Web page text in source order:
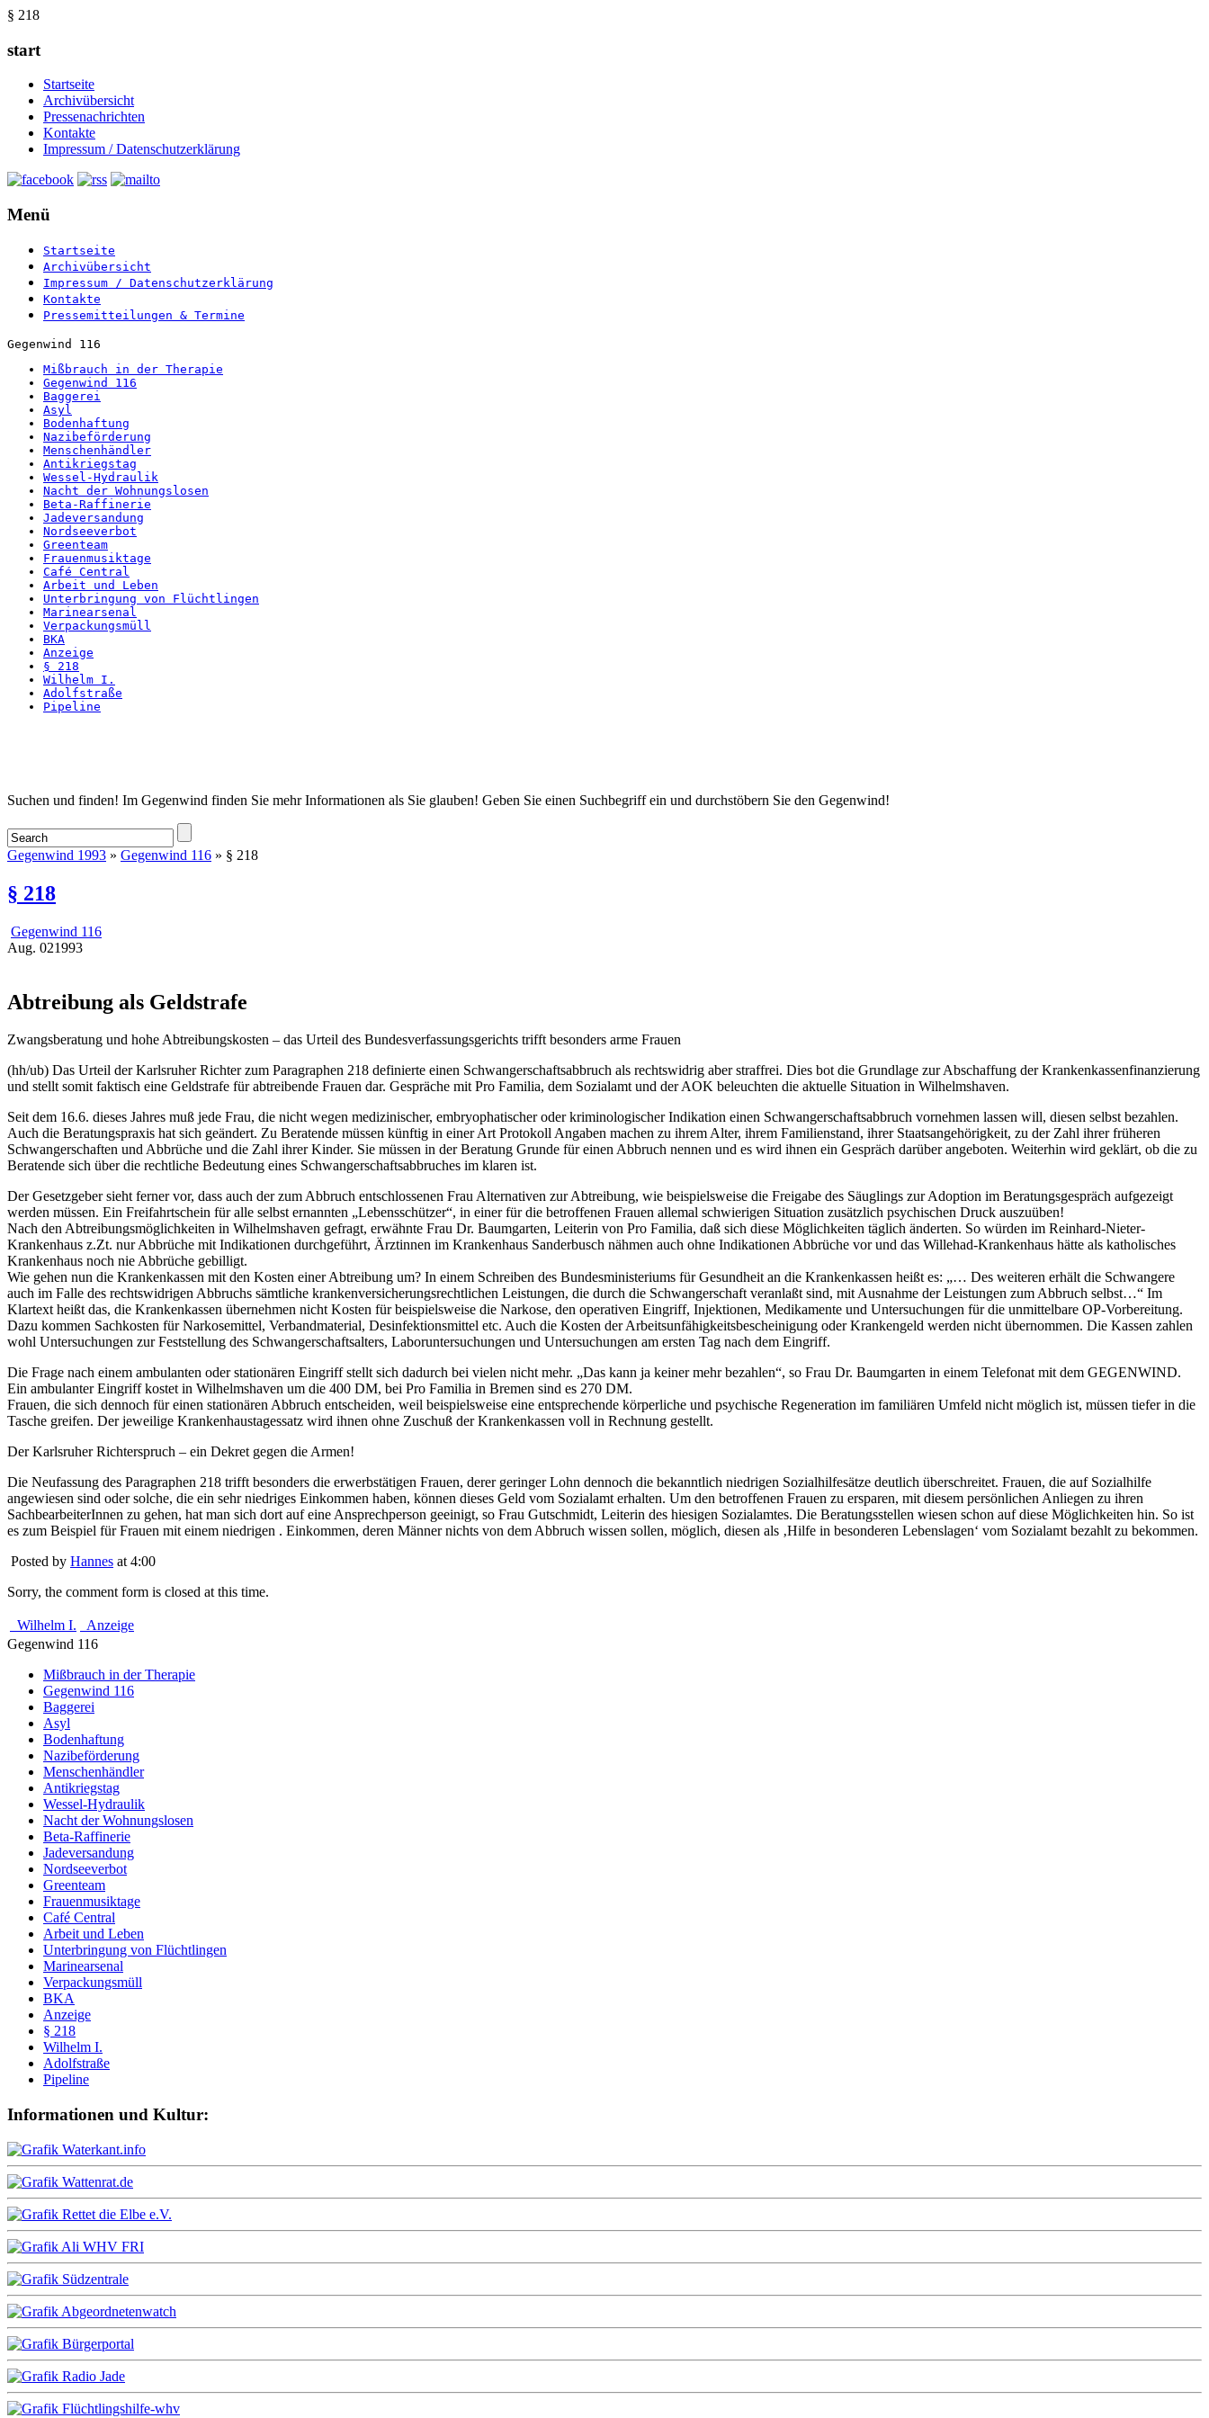
§ 218
start
Startseite
Archivübersicht
Pressenachrichten
Kontakte
Impressum / Datenschutzerklärung
Menü
Startseite
Archivübersicht
Impressum / Datenschutzerklärung
Kontakte
Pressemitteilungen & Termine
Gegenwind 116
Mißbrauch in der Therapie
Gegenwind 116
Baggerei
Asyl
Bodenhaftung
Nazibeförderung
Menschenhändler
Antikriegstag
Wessel-Hydraulik
Nacht der Wohnungslosen
Beta-Raffinerie
Jadeversandung
Nordseeverbot
Greenteam
Frauenmusiktage
Café Central
Arbeit und Leben
Unterbringung von Flüchtlingen
Marinearsenal
Verpackungsmüll
BKA
Anzeige
§ 218
Wilhelm I.
Adolfstraße
Pipeline
Startseite
Suchen und finden! Im Gegenwind finden Sie mehr Informationen als Sie glauben! Geben Sie einen Suchbegriff ein und durchstöbern Sie den Gegenwind!
Gegenwind 1993 » Gegenwind 116 » § 218
§ 218
Gegenwind 116
Aug. 021993
Abtreibung als Geldstrafe
Zwangsberatung und hohe Abtreibungskosten – das Urteil des Bundesverfassungsgerichts trifft besonders arme Frauen
(hh/ub) Das Urteil der Karlsruher Richter zum Paragraphen 218 definierte einen Schwangerschaftsabbruch als rechtswidrig aber straffrei. Dies bot die Grundlage zur Abschaffung der Krankenkassenfinanzierung
und stellt somit faktisch eine Geldstrafe für abtreibende Frauen dar. Gespräche mit Pro Familia, dem Sozialamt und der AOK beleuchten die aktuelle Situation in Wilhelmshaven.
Seit dem 16.6. dieses Jahres muß jede Frau, die nicht wegen medizinischer, embryophatischer oder kriminologischer Indikation einen Schwangerschaftsabbruch vornehmen lassen will, diesen selbst bezahlen.
Auch die Beratungspraxis hat sich geändert. Zu Beratende müssen künftig in einer Art Protokoll Angaben machen zu ihrem Alter, ihrem Familienstand, ihrer Staatsangehörigkeit, zu der Zahl ihrer früheren
Schwangerschaften und Abbrüche und die Zahl ihrer Kinder. Sie müssen in der Beratung Grunde für einen Abbruch nennen und es wird ihnen ein Gespräch darüber angeboten. Weiterhin wird geklärt, ob die zu
Beratende sich über die rechtliche Bedeutung eines Schwangerschaftsabbruches im klaren ist.
Der Gesetzgeber sieht ferner vor, dass auch der zum Abbruch entschlossenen Frau Alternativen zur Abtreibung, wie beispielsweise die Freigabe des Säuglings zur Adoption im Beratungsgespräch aufgezeigt
werden müssen. Ein Freifahrtschein für alle selbst ernannten „Lebensschützer“, in einer für die betroffenen Frauen allemal schwierigen Situation zusätzlich psychischen Druck auszuüben!
Nach den Abtreibungsmöglichkeiten in Wilhelmshaven gefragt, erwähnte Frau Dr. Baumgarten, Leiterin von Pro Familia, daß sich diese Möglichkeiten täglich änderten. So würden im Reinhard-Nieter-
Krankenhaus z.Zt. nur Abbrüche mit Indikationen durchgeführt, Ärztinnen im Krankenhaus Sanderbusch nähmen auch ohne Indikationen Abbrüche vor und das Willehad-Krankenhaus hätte als katholisches
Krankenhaus noch nie Abbrüche gebilligt.
Wie gehen nun die Krankenkassen mit den Kosten einer Abtreibung um? In einem Schreiben des Bundesministeriums für Gesundheit an die Krankenkassen heißt es: „… Des weiteren erhält die Schwangere
auch im Falle des rechtswidrigen Abbruchs sämtliche krankenversicherungsrechtlichen Leistungen, die durch die Schwangerschaft veranlaßt sind, mit Ausnahme der Leistungen zum Abbruch selbst…“ Im
Klartext heißt das, die Krankenkassen übernehmen nicht Kosten für beispielsweise die Narkose, den operativen Eingriff, Injektionen, Medikamente und Untersuchungen für die unmittelbare OP-Vorbereitung.
Dazu kommen Sachkosten für Narkosemittel, Verbandmaterial, Desinfektionsmittel etc. Auch die Kosten der Arbeitsunfähigkeitsbescheinigung oder Krankengeld werden nicht übernommen. Die Kassen zahlen
wohl Untersuchungen zur Feststellung des Schwangerschaftsalters, Laboruntersuchungen und Untersuchungen am ersten Tag nach dem Eingriff.
Die Frage nach einem ambulanten oder stationären Eingriff stellt sich dadurch bei vielen nicht mehr. „Das kann ja keiner mehr bezahlen“, so Frau Dr. Baumgarten in einem Telefonat mit dem GEGENWIND.
Ein ambulanter Eingriff kostet in Wilhelmshaven um die 400 DM, bei Pro Familia in Bremen sind es 270 DM.
Frauen, die sich dennoch für einen stationären Abbruch entscheiden, weil beispielsweise eine entsprechende körperliche und psychische Regeneration im familiären Umfeld nicht möglich ist, müssen tiefer in die
Tasche greifen. Der jeweilige Krankenhaustagessatz wird ihnen ohne Zuschuß der Krankenkassen voll in Rechnung gestellt.
Der Karlsruher Richterspruch – ein Dekret gegen die Armen!
Die Neufassung des Paragraphen 218 trifft besonders die erwerbstätigen Frauen, derer geringer Lohn dennoch die bekanntlich niedrigen Sozialhilfesätze deutlich überschreitet. Frauen, die auf Sozialhilfe
angewiesen sind oder solche, die ein sehr niedriges Einkommen haben, können dieses Geld vom Sozialamt erhalten. Um den betroffenen Frauen zu ersparen, mit diesem persönlichen Anliegen zu ihren
SachbearbeiterInnen zu gehen, hat man sich dort auf eine Ansprechperson geeinigt, so Frau Gutschmidt, Leiterin des hiesigen Sozialamtes. Die Beratungsstellen wiesen schon auf diese Möglichkeiten hin. So ist
es zum Beispiel für Frauen mit einem niedrigen . Einkommen, deren Männer nichts von dem Abbruch wissen sollen, möglich, diesen als ‚Hilfe in besonderen Lebenslagen‘ vom Sozialamt bezahlt zu bekommen.
Posted by Hannes at 4:00
Sorry, the comment form is closed at this time.
Wilhelm I.
Anzeige
Gegenwind 116
Mißbrauch in der Therapie
Gegenwind 116
Baggerei
Asyl
Bodenhaftung
Nazibeförderung
Menschenhändler
Antikriegstag
Wessel-Hydraulik
Nacht der Wohnungslosen
Beta-Raffinerie
Jadeversandung
Nordseeverbot
Greenteam
Frauenmusiktage
Café Central
Arbeit und Leben
Unterbringung von Flüchtlingen
Marinearsenal
Verpackungsmüll
BKA
Anzeige
§ 218
Wilhelm I.
Adolfstraße
Pipeline
Informationen und Kultur: